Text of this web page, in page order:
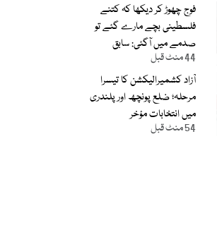
فوج چھوڑ کر دیکھا کہ کتنے
فلسطینی بچے مارے گئے تو
صدمے میں آگئی: سابق
اسرائیلی اہلکار
44 منٹ قبل
آزاد کشمیرالیکشن کا تیسرا
مرحلہ؛ ضلع پونچھ اور پلندری
میں انتخابات مؤخر
54 منٹ قبل